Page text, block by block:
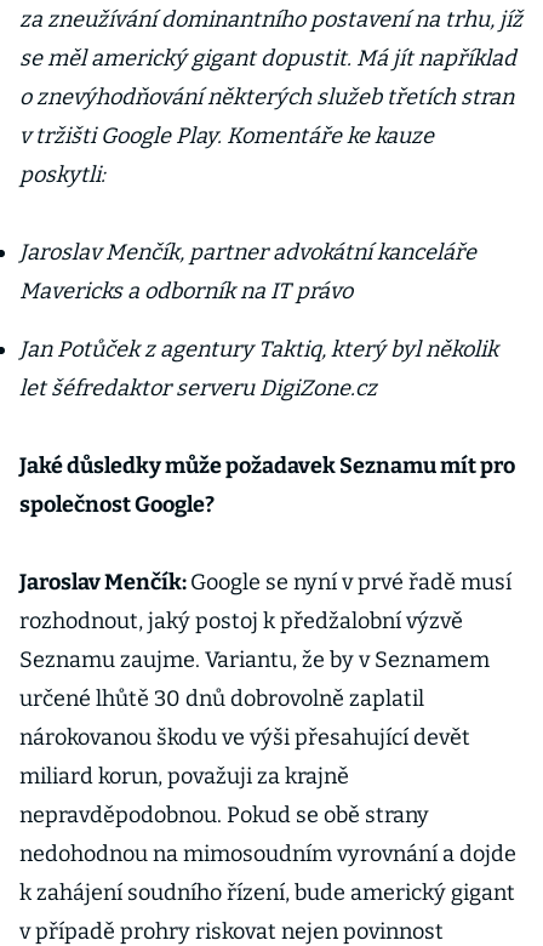
za zneužívání dominantního postavení na trhu, jíž
se měl americký gigant dopustit. Má jít například
o znevýhodňování některých služeb třetích stran
v tržišti Google Play. Komentáře ke kauze
poskytli:
Jaroslav Menčík, partner advokátní kanceláře
Mavericks a odborník na IT právo
Jan Potůček z agentury Taktiq, který byl několik
let šéfredaktor serveru DigiZone.cz
Jaké důsledky může požadavek Seznamu mít pro
společnost Google?
Jaroslav Menčík:Google se nyní v prvé řadě musí
rozhodnout, jaký postoj k předžalobní výzvě
Seznamu zaujme. Variantu, že by v Seznamem
určené lhůtě 30 dnů dobrovolně zaplatil
nárokovanou škodu ve výši přesahující devět
miliard korun, považuji za krajně
nepravděpodobnou. Pokud se obě strany
nedohodnou na mimosoudním vyrovnání a dojde
k zahájení soudního řízení, bude americký gigant
v případě prohry riskovat nejen povinnost